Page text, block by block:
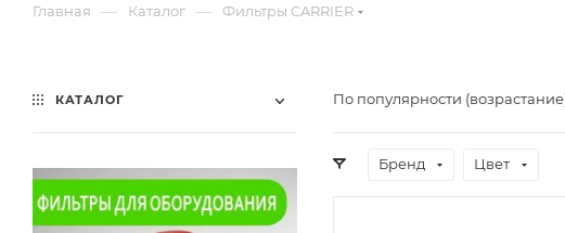
Главная — Каталог — Фильтры CARRIER
По популярности
Бренд Цвет
КАТАЛОГ